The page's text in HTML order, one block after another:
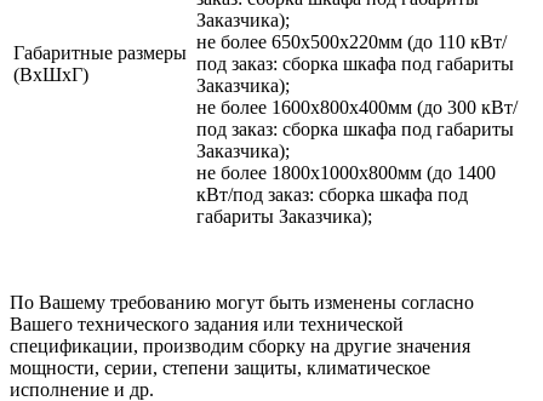
Габаритные размеры
(ВхШхГ)
Заказчика);
не более 650х500х220мм (до 110 кВт/
под заказ: сборка шкафа под габариты
Заказчика);
не более 1600х800х400мм (до 300 кВт/
под заказ: сборка шкафа под габариты
Заказчика);
не более 1800х1000х800мм (до 1400
кВт/под заказ: сборка шкафа под
габариты Заказчика);
По Вашему требованию могут быть изменены согласно
Вашего технического задания или технической
спецификации, производим сборку на другие значения
мощности, серии, степени защиты, климатическое
исполнение и др.